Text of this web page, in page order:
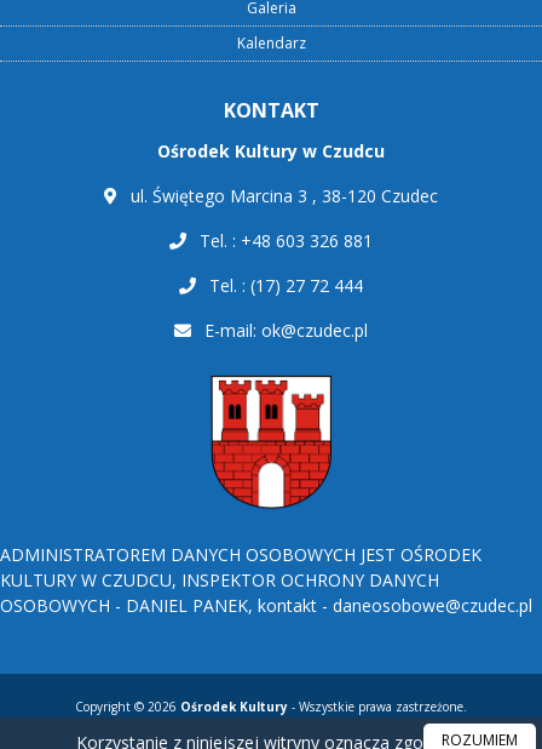
Galeria
Kalendarz
KONTAKT
Ośrodek Kultury w Czudcu
ul. Świętego Marcina 3 , 38-120 Czudec
Tel. : +48 603 326 881
Tel. : (17) 27 72 444
E-mail: ok@czudec.pl
ADMINISTRATOREM DANYCH OSOBOWYCH JEST OŚRODEK
KULTURY W CZUDCU, INSPEKTOR OCHRONY DANYCH
OSOBOWYCH - DANIEL PANEK, kontakt - daneosobowe@czudec.pl
Copyright © 2026 Ośrodek Kultury - Wszystkie prawa zastrzeżone.
Korzystanie z niniejszej witryny oznacza zgodę naROZUMIEM